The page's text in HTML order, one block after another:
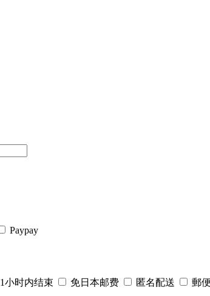
Paypay
1小时内结束 免日本邮费 匿名配送 郵